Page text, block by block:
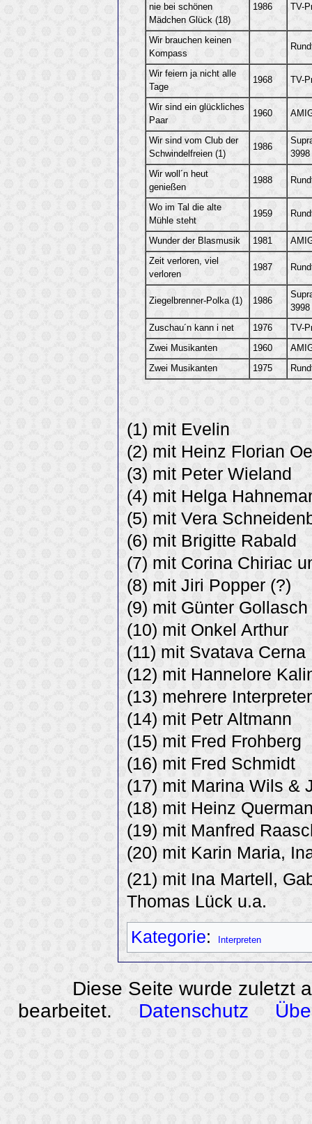
nie bei schönen
Mädchen Glück (18)
1986 TV-
Wir brauchen keinen
Kompass
Wir feiern ja nicht alle
Tage
1968 TV-
Wir sind ein glückliches
Paar
1960
Wir sind vom Club der
Schwindelfreien (1)
1986
3998
Wir woll´n heut
genießen
1988
Wo im Tal die alte
Mühle steht
1959
Wunder der Blasmusik 1981
Zeit verloren, viel
verloren
1987
Ziegelbrenner-Polka (1) 1986
3998
Zuschau´n kann i net 1976 TV-
Zwei Musikanten 1960
Zwei Musikanten 1975
(1) mit Evelin
(2) mit Heinz Florian
(3) mit Peter Wieland
(4) mit Helga
(5) mit Vera
(6) mit Brigitte Rabald
(7) mit Corina Chiriac
(8) mit Jiri Popper (?)
(9) mit Günter Gollasch
(10) mit Onkel Arthur
(11) mit Svatava Cerna
(12) mit Hannelore
(13) mehrere
(14) mit Petr Altmann
(15) mit Fred Frohberg
(16) mit Fred Schmidt
(17) mit Marina Wils &
(18) mit Heinz
(19) mit Manfred
(20) mit Karin Maria,
(21) mit Ina Martell,
Thomas Lück u.a.
Kategorie: Interpreten
Diese Seite wurde zuletzt
bearbeitet.
Datenschutz